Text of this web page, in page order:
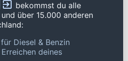
bekommst du alle
über 15.000 anderen
Diesel & Benzin
deines